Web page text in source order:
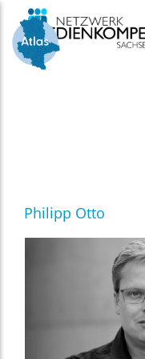
Skip
content
Philipp Otto